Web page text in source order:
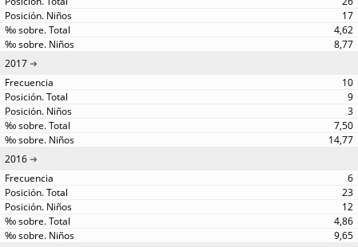
17
4,62
8,77
2017
10
9
3
7,50
14,77
2016
6
23
12
4,86
9,65